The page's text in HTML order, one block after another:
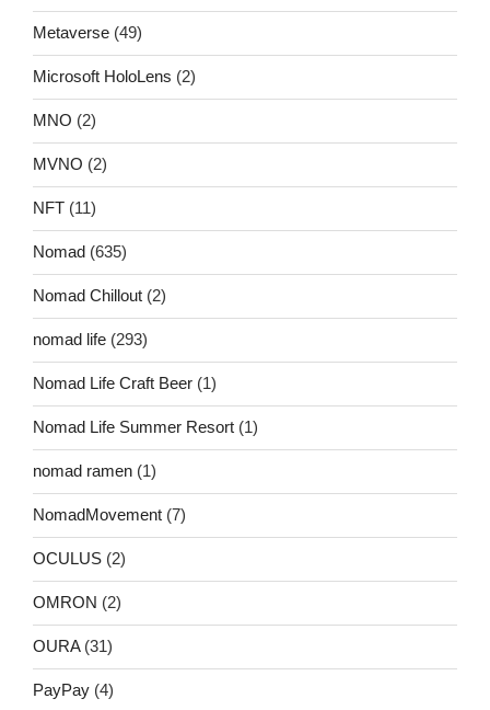
Metaverse (49)
Microsoft HoloLens (2)
MNO (2)
MVNO (2)
NFT (11)
Nomad (635)
Nomad Chillout (2)
nomad life (293)
Nomad Life Craft Beer (1)
Nomad Life Summer Resort (1)
nomad ramen (1)
NomadMovement (7)
OCULUS (2)
OMRON (2)
OURA(31)
PayPay (4)